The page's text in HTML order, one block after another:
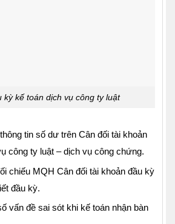
kỳ kế toán dịch vụ công ty luật
tin số dư trên Cân đối tài khoản
công ty luật – dịch vụ công chứng.
chiếu MQH Cân đối tài khoản đầu kỳ
đầu kỳ.
vấn đề sai sót khi kế toán nhận bàn